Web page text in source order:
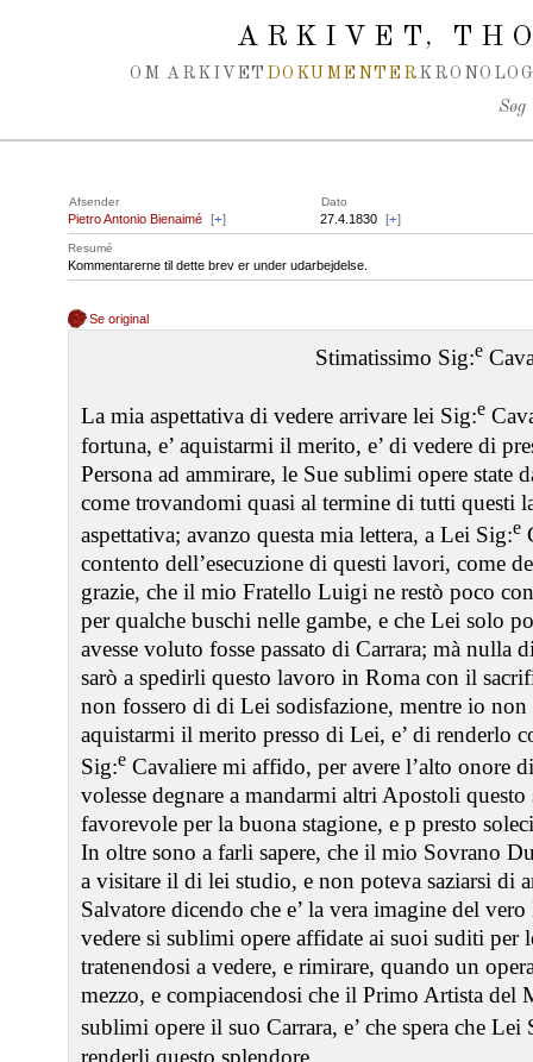
ARKIVET,
OM ARKIVET DOKUMENTER
Søg
Afsender Dato
Pietro Antonio Bienaimé [+] 27.4.1830 [+]
Resumé
Kommentarerne til dette brev er under udarbejdelse.
Se original
Stimatissimo Sig:e
La mia aspettativa di vedere arrivare lei Sig:e
fortuna, e’ aquistarmi il merito, e’ di vedere di
Persona ad ammirare, le Sue sublimi opere state
come trovandomi quasi al termine di tutti questi
aspettativa; avanzo questa mia lettera, a Lei Sig:e
contento dell’esecuzione di questi lavori, come
grazie, che il mio Fratello Luigi ne restò poco
per qualche buschi nelle gambe, e che Lei solo
avesse voluto fosse passato di Carrara; mà nulla
sarò a spedirli questo lavoro in Roma con il
non fossero di di Lei sodisfazione, mentre io non
aquistarmi il merito presso di Lei, e’ di renderlo
Sig:e Cavaliere mi affido, per avere l’alto onore
volesse degnare a mandarmi altri Apostoli
favorevole per la buona stagione, e p presto
In oltre sono a farli sapere, che il mio Sovrano
a visitare il di lei studio, e non poteva saziarsi di
Salvatore dicendo che e’ la vera imagine del
vedere si sublimi opere affidate ai suoi suditi per
tratenendosi a vedere, e rimirare, quando un
mezzo, e compiacendosi che il Primo Artista del
sublimi opere il suo Carrara, e’ che spera che Lei
renderli questo splendore.